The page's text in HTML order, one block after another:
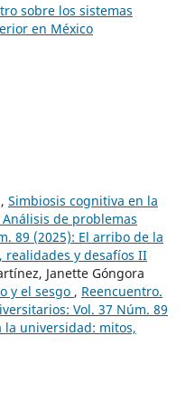
sobre los sistemas
en México
Simbiosis cognitiva en la
de problemas
89 (2025): El arribo de la
realidades y desafíos II
Janette Góngora
y el sesgo , Reencuentro.
Vol. 37 Núm. 89
la universidad: mitos,